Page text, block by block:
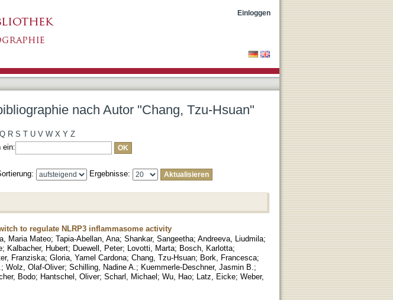
Einloggen
nach Autor "Chang, Tzu-Hsuan"
Q R S T U V W X Y Z
ein:
Ergebnisse:
to regulate NLRP3 inflammasome activity
Maria Mateo; Tapia-Abellan, Ana; Shankar, Sangeetha; Andreeva, Liudmila;
; Kalbacher, Hubert; Duewell, Peter; Lovotti, Marta; Bosch, Karlotta;
Franziska; Gloria, Yamel Cardona; Chang, Tzu-Hsuan; Bork, Francesca;
; Wolz, Olaf-Oliver; Schilling, Nadine A. ; Kuemmerle-Deschner, Jasmin B. ;
Bodo; Hantschel, Oliver; Scharl, Michael; Wu, Hao; Latz, Eicke; Weber,